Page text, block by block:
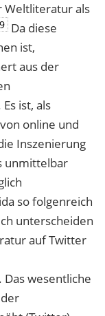
Weltliteratur als
9 Da diese
ist,
aus der
ist, als
online und
Inszenierung
unmittelbar
so folgenreich
unterscheiden
auf Twitter
wesentliche